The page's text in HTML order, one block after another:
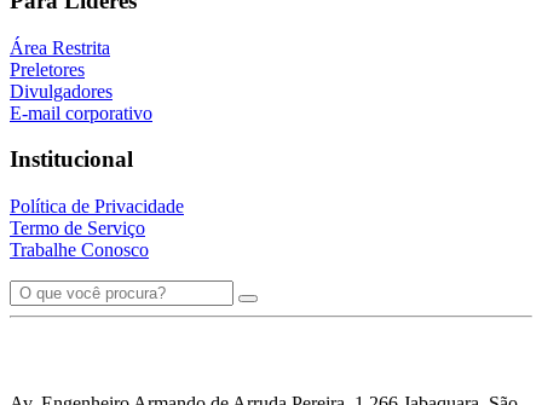
Área Restrita
Preletores
Divulgadores
E-mail corporativo
Institucional
Política de Privacidade
Termo de Serviço
Trabalhe Conosco